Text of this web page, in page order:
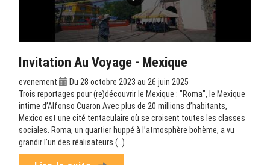
Invitation Au Voyage - Mexique
evenement
Du 28 octobre 2023 au 26 juin 2025
Trois reportages pour (re)découvrir le Mexique : "Roma", le Mexique
intime d’Alfonso Cuaron Avec plus de 20 millions d’habitants,
Mexico est une cité tentaculaire où se croisent toutes les classes
sociales. Roma, un quartier huppé à l’atmosphère bohème, a vu
grandir l’un des réalisateurs (…)